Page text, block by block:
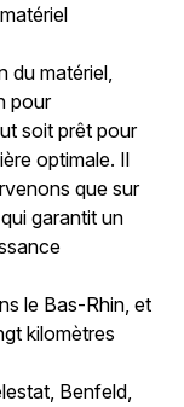
du matériel,
pour
soit prêt pour
optimale. Il
que sur
garantit un
le Bas-Rhin, et
kilomètres
Benfeld,